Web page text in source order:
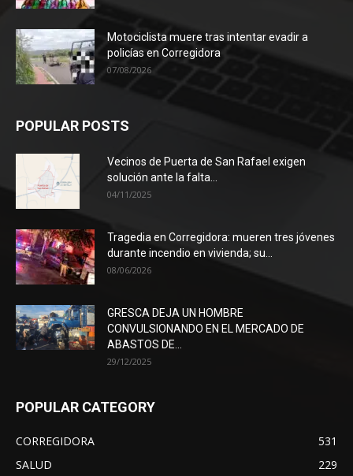
Motociclista muere tras intentar evadir a
policías en Corregidora
07/08/2026
POPULAR POSTS
Vecinos de Puerta de San Rafael exigen
solución ante la falta...
04/11/2025
Tragedia en Corregidora: mueren tres jóvenes
durante incendio en vivienda; su...
08/06/2026
GRESCA DEJA UN HOMBRE
CONVULSIONANDO EN EL MERCADO DE
ABASTOS DE...
29/12/2025
POPULAR CATEGORY
CORREGIDORA
531
SALUD
229